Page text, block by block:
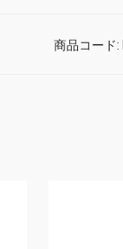
商品コード: